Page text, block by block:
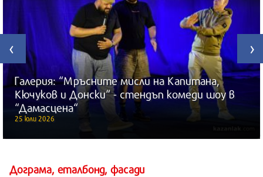
Галерия: “Мръсните мисли на Капитана,
Кючуков и Донски“ - стендъп комеди шоу в
“Дамасцена“
25 юли 2026
‹ ›
Дограма, еталбонд, фасади